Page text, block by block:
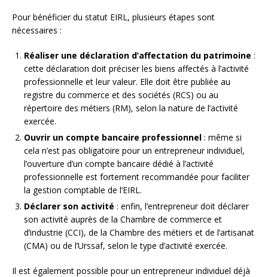
Pour bénéficier du statut EIRL, plusieurs étapes sont
nécessaires :
Réaliser une déclaration d’affectation du patrimoine :
cette déclaration doit préciser les biens affectés à l’activité
professionnelle et leur valeur. Elle doit être publiée au
registre du commerce et des sociétés (RCS) ou au
répertoire des métiers (RM), selon la nature de l’activité
exercée.
Ouvrir un compte bancaire professionnel : même si
cela n’est pas obligatoire pour un entrepreneur individuel,
l’ouverture d’un compte bancaire dédié à l’activité
professionnelle est fortement recommandée pour faciliter
la gestion comptable de l’EIRL.
Déclarer son activité : enfin, l’entrepreneur doit déclarer
son activité auprès de la Chambre de commerce et
d’industrie (CCI), de la Chambre des métiers et de l’artisanat
(CMA) ou de l’Urssaf, selon le type d’activité exercée.
Il est également possible pour un entrepreneur individuel déjà